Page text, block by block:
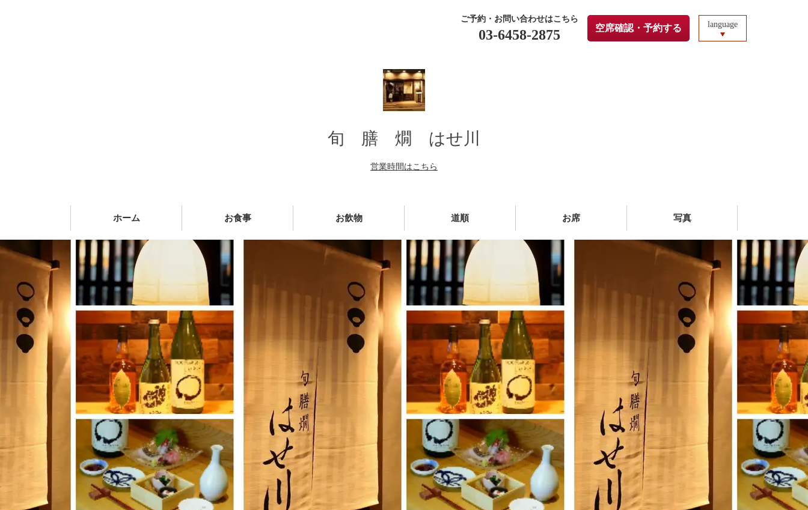
ご予約・お問い合わせはこちら
03-6458-2875 空席確認・予約する language
旬 膳 燗 はせ川
営業時間はこちら
ホーム お食事 お飲物 道順 お席 写真